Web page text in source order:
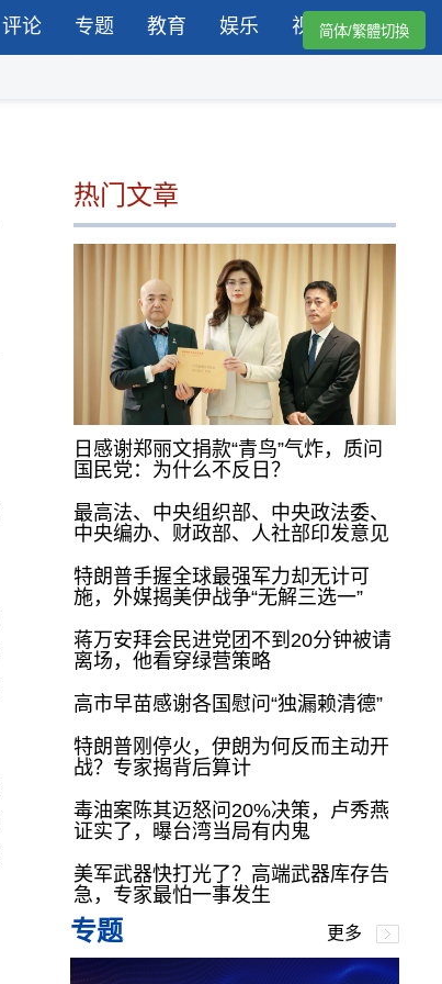
评论 专题 教育 娱乐 视频简体/繁體切換
热门文章
日感谢郑丽文捐款“青鸟”气炸，质问
国民党：为什么不反日？
最高法、中央组织部、中央政法委、
中央编办、财政部、人社部印发意见
特朗普手握全球最强军力却无计可
施，外媒揭美伊战争“无解三选一”
蒋万安拜会民进党团不到20分钟被请
离场，他看穿绿营策略
高市早苗感谢各国慰问“独漏赖清德”
特朗普刚停火，伊朗为何反而主动开
战？专家揭背后算计
毒油案陈其迈怒问20%决策，卢秀燕
证实了，曝台湾当局有内鬼
美军武器快打光了？高端武器库存告
急，专家最怕一事发生
专题 更多